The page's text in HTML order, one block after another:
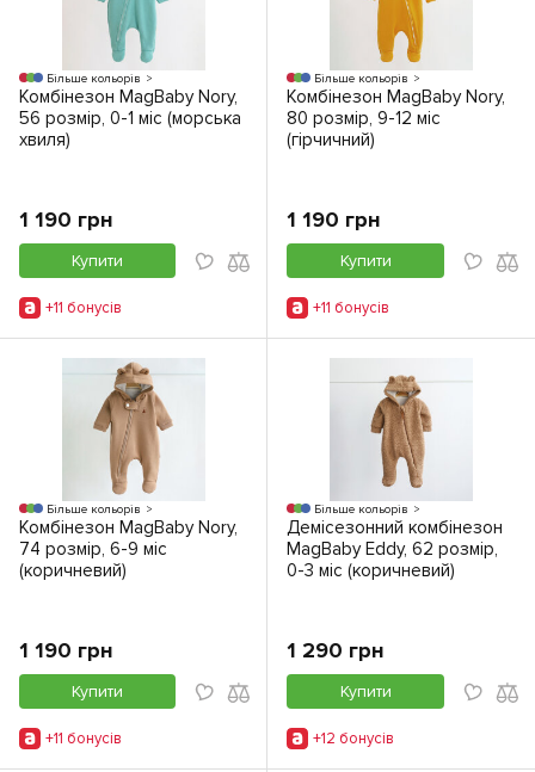
Більше кольорів
Комбінезон MagBaby Nory,
56 розмір, 0-1 міс (морська
хвиля)
1 190 грн
Купити
+11 бонусiв
Більше кольорів
Комбінезон MagBaby Nory,
80 розмір, 9-12 міс
(гірчичний)
1 190 грн
Купити
+11 бонусiв
Більше кольорів
Комбінезон MagBaby Nory,
74 розмір, 6-9 міс
(коричневий)
1 190 грн
Купити
+11 бонусiв
Більше кольорів
Демісезонний комбінезон
MagBaby Eddy, 62 розмір,
0-3 міс (коричневий)
1 290 грн
Купити
+12 бонусiв